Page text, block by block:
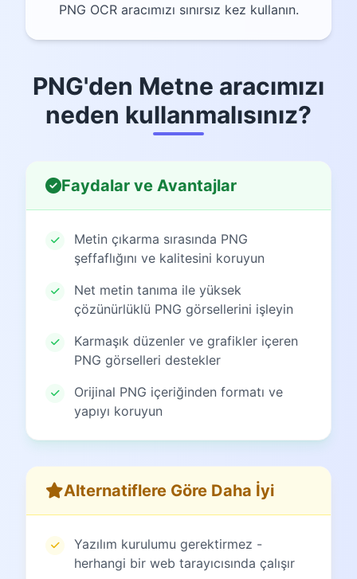
PNG OCR aracımızı sınırsız kez kullanın.
PNG'den Metne aracımızı
neden kullanmalısınız?
Faydalar ve Avantajlar
Metin çıkarma sırasında PNG
şeffaflığını ve kalitesini koruyun
Net metin tanıma ile yüksek
çözünürlüklü PNG görsellerini işleyin
Karmaşık düzenler ve grafikler içeren
PNG görselleri destekler
Orijinal PNG içeriğinden formatı ve
yapıyı koruyun
Alternatiflere Göre Daha İyi
Yazılım kurulumu gerektirmez -
herhangi bir web tarayıcısında çalışır